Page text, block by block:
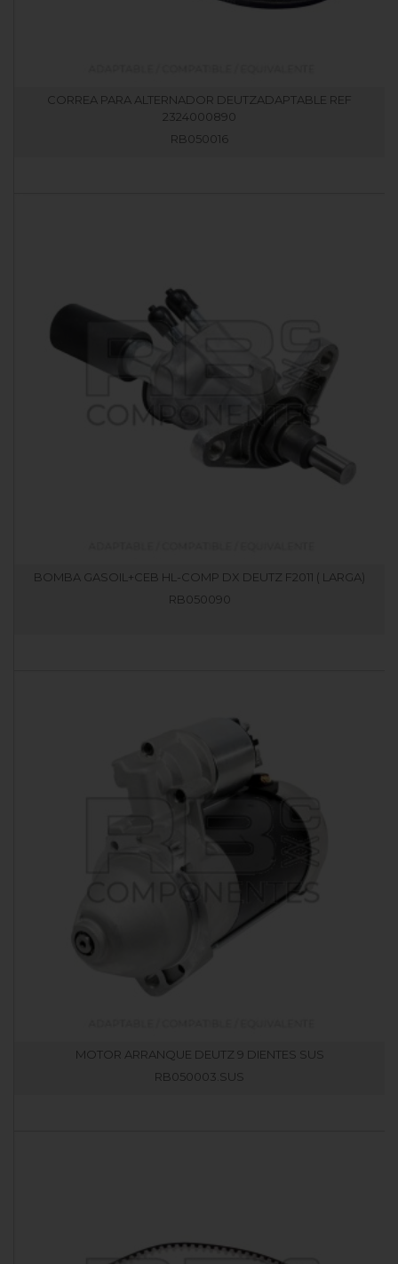
CORREA PARA ALTERNADOR DEUTZADAPTABLE REF
2324000890
RB050016
BOMBA GASOIL+CEB HL-COMP DX DEUTZ F2011 ( LARGA)
RB050090
MOTOR ARRANQUE DEUTZ 9 DIENTES SUS
RB050003.SUS